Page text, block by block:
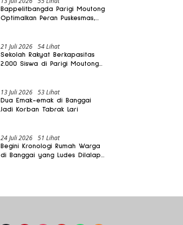
Bappelitbangda Parigi Moutong
Optimalkan Peran Puskesmas,
21 Juli 2026 54 Lihat
Sekolah Rakyat Berkapasitas
2.000 Siswa di Parigi Moutong
13 Juli 2026 53 Lihat
Dua Emak-emak di Banggai
Jadi Korban Tabrak Lari
24 Juli 2026 51 Lihat
Begini Kronologi Rumah Warga
di Banggai yang Ludes Dilalap